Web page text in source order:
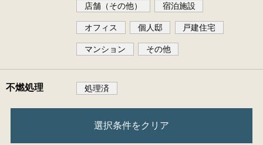
店舗（その他） 宿泊施設
オフィス 個人邸 戸建住宅
マンション その他
不燃処理 処理済
選択条件をクリア